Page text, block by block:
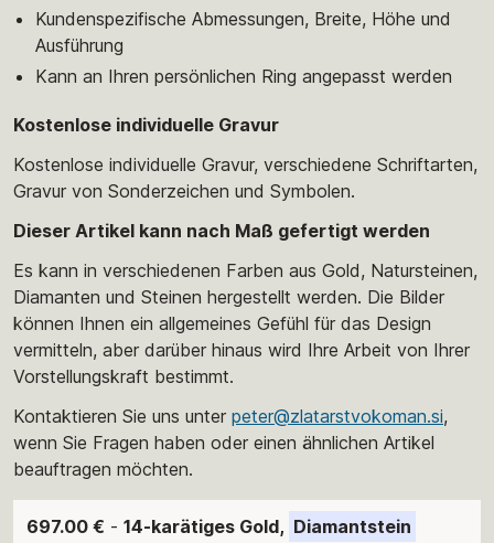
Kundenspezifische Abmessungen, Breite, Höhe und
Ausführung
Kann an Ihren persönlichen Ring angepasst werden
Kostenlose individuelle Gravur
Kostenlose individuelle Gravur, verschiedene Schriftarten,
Gravur von Sonderzeichen und Symbolen.
Dieser Artikel kann nach Maß gefertigt werden
Es kann in verschiedenen Farben aus Gold, Natursteinen,
Diamanten und Steinen hergestellt werden. Die Bilder
können Ihnen ein allgemeines Gefühl für das Design
vermitteln, aber darüber hinaus wird Ihre Arbeit von Ihrer
Vorstellungskraft bestimmt.
Kontaktieren Sie uns unter peter@zlatarstvokoman.si,
wenn Sie Fragen haben oder einen ähnlichen Artikel
beauftragen möchten.
697.00 € - 14-karätiges Gold, Diamantstein